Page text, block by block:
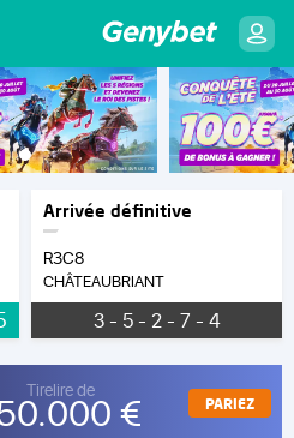
Arrivée définitive
R3C8
CHÂTEAUBRIANT
3 - 5 - 2 - 7 - 4
Tirelire de € PARIEZ